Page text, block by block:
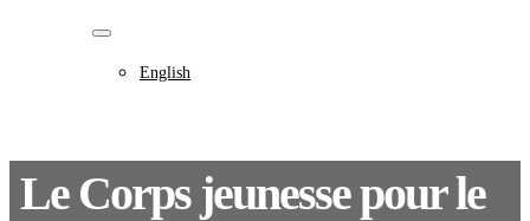
English
Le Corps jeunesse pour le